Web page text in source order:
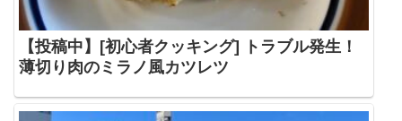
【投稿中】[初心者クッキング] トラブル発生！
薄切り肉のミラノ風カツレツ